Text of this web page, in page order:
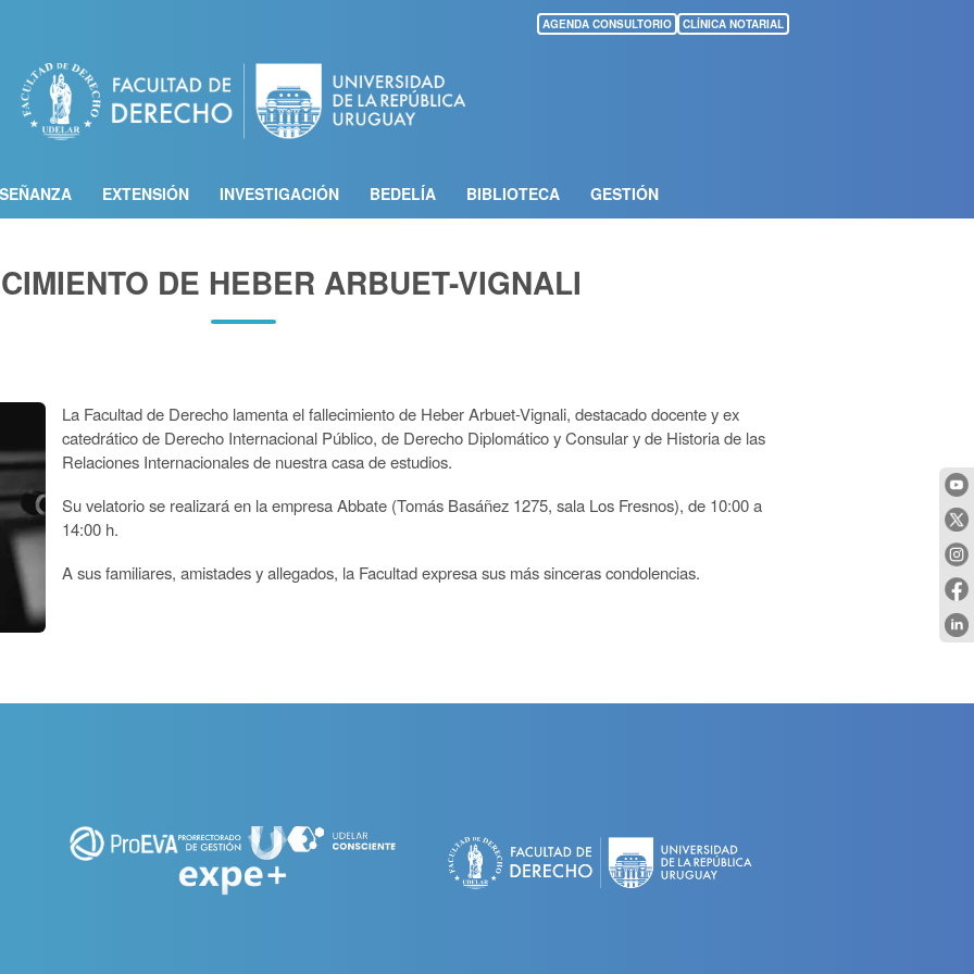
contenido
principal
AGENDA CONSULTORIO CLÍNICA NOTARIAL
EXTENSIÓN INVESTIGACIÓN BEDELÍA BIBLIOTECA GESTIÓN
DE HEBER ARBUET-VIGNALI
La Facultad de Derecho lamenta el fallecimiento de Heber Arbuet-Vignali, destacado docente y ex
catedrático de Derecho Internacional Público, de Derecho Diplomático y Consular y de Historia de las
Relaciones Internacionales de nuestra casa de estudios.
Su velatorio se realizará en la empresa Abbate (Tomás Basáñez 1275, sala Los Fresnos), de 10:00 a
14:00 h.
A sus familiares, amistades y allegados, la Facultad expresa sus más sinceras condolencias.